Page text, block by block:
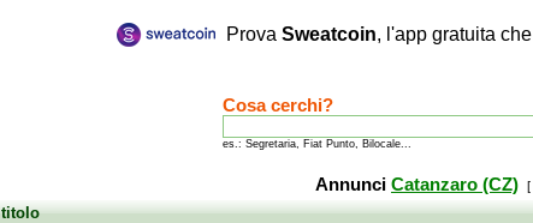
Prova Sweatcoin, l'app gratuita che
Cosa cerchi?
es.: Segretaria, Fiat Punto, Bilocale...
Annunci Catanzaro (CZ) [
titolo